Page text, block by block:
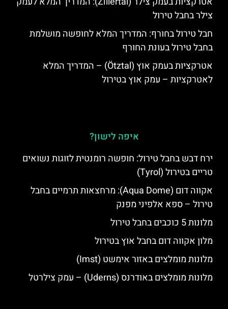
צילר בחבל טירול
חבל טירול בחורף: המדריך המלא לחופשה מושלמת
בחבל טירול בעונת החורף
אטרקציות בעמק אוץ (Ötztal) – המדריך המלא
לאטרקציות – עמק אוץ בטירול
איפה לישון?
ירח דבש בחבל טירול: חופשה רומנטית לזוגות נשואים
טריים בטירול (Tyrol)
אקווה דום (Aqua Dome): מרחצאות תרמיים בחבל
טירול – ספא אלפיני מפנק
מלונות 5 כוכבים בחבל טירול
מלון אקווה דום בחבל אוץ בטירול
מלונות מומלצים באזור אימשט (Imst)
מלונות מומלצים באודרנס (Uderns) – עמק צילרטל